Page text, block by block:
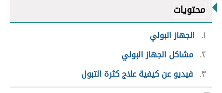
محتويات
١
الجهاز البولي
٢ مشاكل الجهاز البولي
٣ فيديو عن كيفية علاج كثرة التبول